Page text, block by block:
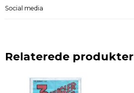
Social media
Relaterede produkter